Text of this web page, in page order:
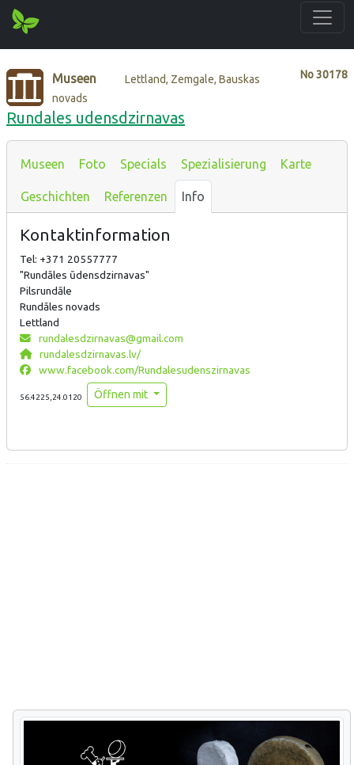
No30178
Museen
Lettland, Zemgale, Bauskas
novads
Rundales udensdzirnavas
Museen Foto Specials Spezialisierung Karte
Geschichten Referenzen Info
Kontaktinformation
Tel: +371 20557777
"Rundāles ūdensdzirnavas"
Pilsrundāle
Rundāles novads
Lettland
rundalesdzirnavas@gmail.com
rundalesdzirnavas.lv/
www.facebook.com/Rundalesudenszirnavas
56.4225,24.0120 Öffnen mit